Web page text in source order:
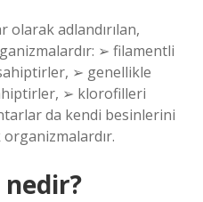
adlandırılan,
➢ filamentli
➢ genellikle
➢ klorofilleri
da kendi besinlerini